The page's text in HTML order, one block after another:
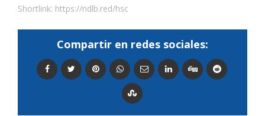
Shortlink: https://ndlb.red/hsc
Compartir en redes sociales: